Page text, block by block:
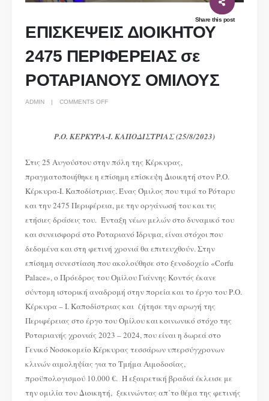
Share this post
ΕΠΙΣΚΕΨΕΙΣ ΔΙΟΙΚΗΤΟΥ
2475 ΠΕΡΙΦΕΡΕΙΑΣ σε
ΡΟΤΑΡΙΑΝΟΥΣ ΟΜΙΛΟΥΣ
ADMIN COMMENTS OFFON
ΡΟΤΑΡΙΑΝΟΥΣ
Ρ.Ο. ΚΕΡΚΥΡΑ-Ι. ΚΑΠΟΔΙΣΤΡΙΑΣ (25/8/2023)
Στις 25 Αυγούστου στην πόλη της Κέρκυρας,
πραγματοποιήθηκε η επίσημη επίσκεψη Διοικητή στον Ρ.Ο.
Κέρκυρα-Ι. Καποδίστριας. Ένας Όμιλος που τιμά το Ρόταρυ
και την 2475 Περιφέρεια, με την οργάνωσή του και τις
ετήσιες δράσεις του. Ένταξη νέων μελών στο δυναμικό του
και συνεισφορά στο Ροταριανό Ίδρυμα, είναι στόχοι που
δεδομένα και στη φετινή χρονιά θα επιτευχθούν. Στην
επίσημη συνεστίαση που ακολούθησε στο ξενοδοχείο «Corfu
Palace», ο Πρόεδρος του Ομίλου Γιάννης Κοντός έκανε
σύντομη ιστορική αναδρομή στην πορεία και το έργο του Ρ.Ο.
Κέρκυρα – Ι. Καποδίστριας και ζήτησε την αρωγή της
Περιφέρειας στο έργο του Ομίλου και κοινωνικό στόχο της
Ροταριανής χρονιάς 2023 – 2024, που είναι η δωρεά στο
Γενικό Νοσοκομείο Κέρκυρας τεσσάρων υπερσύγχρονων
κλινών αιμοληψίας για το Τμήμα Αιμοδοσίας,
προϋπολογισμού 10.000 €. Η εξαιρετική βραδιά έκλεισε με
την ομιλία του Διοικητή, ξεκινώντας απ΄το θέμα της φετινής